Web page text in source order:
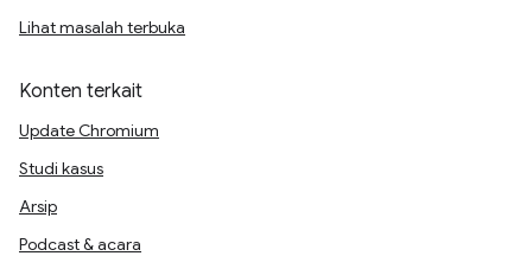
Lihat masalah terbuka
Konten terkait
Update Chromium
Studi kasus
Arsip
Podcast & acara